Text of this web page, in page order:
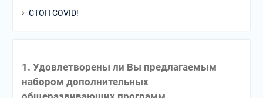
СТОП COVID!
1. Удовлетворены ли Вы предлагаемым
набором дополнительных